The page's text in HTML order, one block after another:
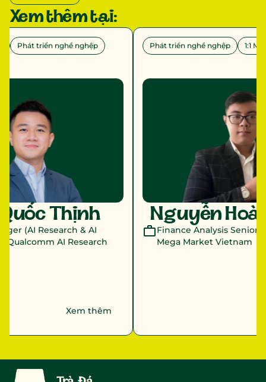
Xem thêm tại:
Phát triển nghề nghệp
Thịnh
(AI Research & AI
Qualcomm AI Research
Xem thêm
Phát triển nghề nghệp 1:1
Nguyễn
Finance Analysis Senior
Mega Market Vietnam